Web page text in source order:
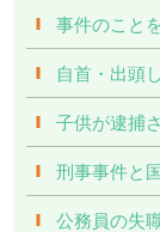
事件のこと
自首・出頭
子供が逮捕
刑事事件と
公務員の失